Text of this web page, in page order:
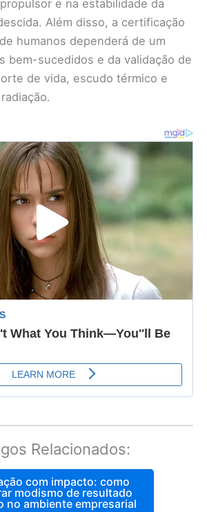
e na estabilidade da
Além disso, a certificação
humanos dependerá de um
bem-sucedidos e da validação de
de vida, escudo térmico e
Relacionados:
com impacto: como
modismo de resultado
no ambiente empresarial